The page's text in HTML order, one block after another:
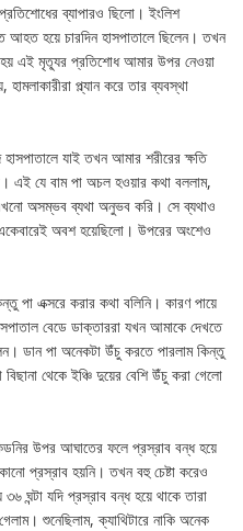
ব্যাপারও ছিলো। ইংলিশ
আহত হয়ে চারদিন হাসপাতালে ছিলেন। তখন
হয় এই মৃত্যূর প্রতিশোধ আমার উপর নেওয়া
প্ল্যান করে তার ব্যবস্থা
যাই তখন আমার শরীরের ক্ষতি
এই যে বাম পা অচল হওয়ার কথা বললাম,
অসম্ভব ব্যথা অনুভব করি। সে ব্যথাও
অবশ হয়েছিলো। উপরের অংশেও
পা এক্সরে করার কথা বলিনি। কারণ পায়ে
বেডে ডাক্তাররা যখন আমাকে দেখতে
ডান পা অনেকটা উঁচু করতে পারলাম কিন্তু
থেকে ইঞ্চি দুয়ের বেশি উঁচু করা গেলো
উপর আঘাতের ফলে প্রস্রাব বন্ধ হয়ে
প্রস্রাব হয়নি। তখন বহু চেষ্টা করেও
ঘন্টা যদি প্রস্রাব বন্ধ হয়ে থাকে তারা
শুনেছিলাম, ক্যাথিটারে নাকি অনেক